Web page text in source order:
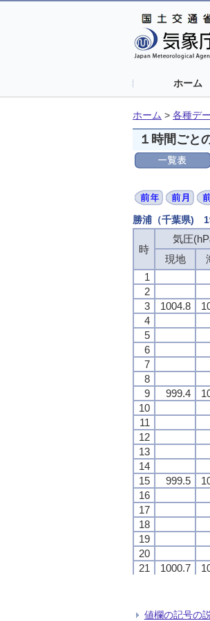
ホーム
ホーム > 各種デ
１時間ごと
勝浦（千葉県)
時
気圧
現地
1
2
3
1004.8
4
5
6
7
8
9
999.4
10
11
12
13
14
15
999.5
16
17
18
19
20
21
1000.7
24
時
気圧
現地
1
2
3
1004.8
4
5
6
7
8
9
999.4
10
11
12
13
14
15
999.5
16
17
18
19
20
21
1000.7
24
時
気圧
現地
1
2
3
1004.8
4
5
6
7
8
9
999.4
10
11
12
13
14
15
999.5
16
17
18
19
20
21
1000.7
24
時
気圧
現地
1
2
3
1004.8
4
5
6
7
8
9
999.4
10
11
12
13
14
15
999.5
16
17
18
19
20
21
1000.7
24
値欄の記号の